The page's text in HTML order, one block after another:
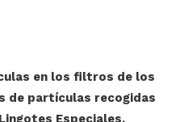
en los filtros de los
de partículas recogidas
Especiales,